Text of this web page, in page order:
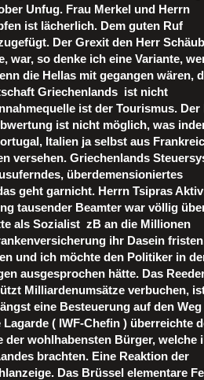
Unfug. Frau Merkel und Herrn
ist lächerlich. Dem guten Ruf
Der Grexit den Herr
war, so denke ich eine Variante,
die Hellas mit gegangen wären,
Griechenlands ist nicht
ist der Tourismus. Der
ist nicht möglich, was
Italien ja selbst aus
versehen. Griechenlands
überdemensioniertes
geht garnicht. Herrn Tsipras
tausender Beamter war völlig
als Sozialist zB an die Millionen
ihr Dasein
und ich möchte den Politiker in
ausgesprochen hätte. Das
Milliardenumsätze verbuchen,
eine Besteuerung auf den Weg
( IWF-Chefin ) überreichte
der wohlhabensten Bürger, welche
brachten. Eine Reaktion der
Das Brüssel elementare